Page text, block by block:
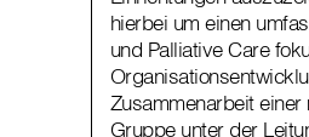
hierbei um einen
und Palliative Care
Zusammenarbeit
Gruppe unter der